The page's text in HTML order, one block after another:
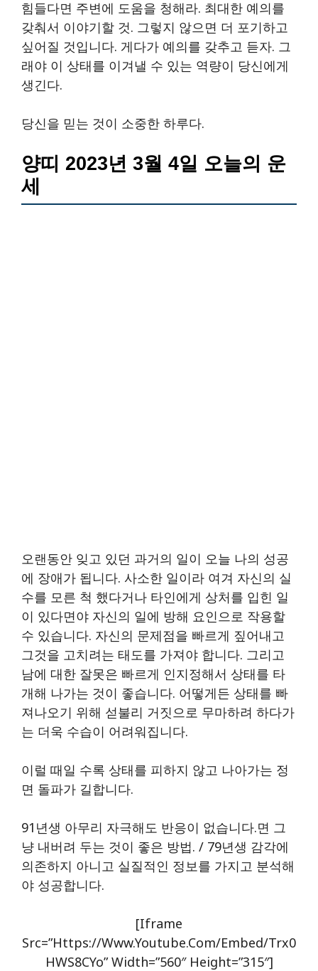
힘들다면 주변에 도움을 청해라. 최대한 예의를
갖춰서 이야기할 것. 그렇지 않으면 더 포기하고
싶어질 것입니다. 게다가 예의를 갖추고 듣자. 그
래야 이 상태를 이겨낼 수 있는 역량이 당신에게
생긴다.
당신을 믿는 것이 소중한 하루다.
양띠 2023년 3월 4일 오늘의 운
세
오랜동안 잊고 있던 과거의 일이 오늘 나의 성공
에 장애가 됩니다. 사소한 일이라 여겨 자신의 실
수를 모른 척 했다거나 타인에게 상처를 입힌 일
이 있다면야 자신의 일에 방해 요인으로 작용할
수 있습니다. 자신의 문제점을 빠르게 짚어내고
그것을 고치려는 태도를 가져야 합니다. 그리고
남에 대한 잘못은 빠르게 인지정해서 상태를 타
개해 나가는 것이 좋습니다. 어떻게든 상태를 빠
져나오기 위해 섣불리 거짓으로 무마하려 하다가
는 더욱 수습이 어려워집니다.
이럴 때일 수록 상태를 피하지 않고 나아가는 정
면 돌파가 길합니다.
91년생 아무리 자극해도 반응이 없습니다.면 그
냥 내버려 두는 것이 좋은 방법. / 79년생 감각에
의존하지 아니고 실질적인 정보를 가지고 분석해
야 성공합니다.
[iframe
Src=”https://www.youtube.com/embed/Trx0
HWS8CYo” Width=”560″ Height=”315″]